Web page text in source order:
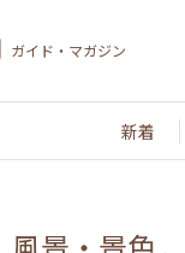
ガイド・マガジン
新着